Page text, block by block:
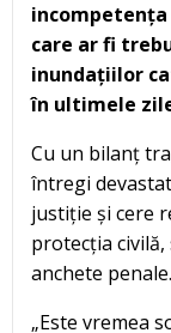
care ar fi
inundațiilor
în ultimele
Cu un bilanț
întregi
justiție și cere
protecția
anchete penale.
„Este vremea